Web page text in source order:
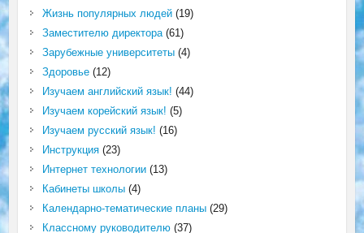
Жизнь популярных людей(19)
Заместителю директора(61)
Зарубежные университеты(4)
Здоровье(12)
Изучаем английский язык! (44)
Изучаем корейский язык! (5)
Изучаем русский язык! (16)
Инструкция(23)
Интернет технологии(13)
Кабинеты школы(4)
Календарно-тематические планы(29)
Классному руководителю(37)